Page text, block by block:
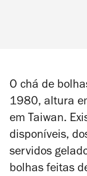
O chá de
1980, altura
em Taiwan.
disponíveis,
servidos
bolhas feitas